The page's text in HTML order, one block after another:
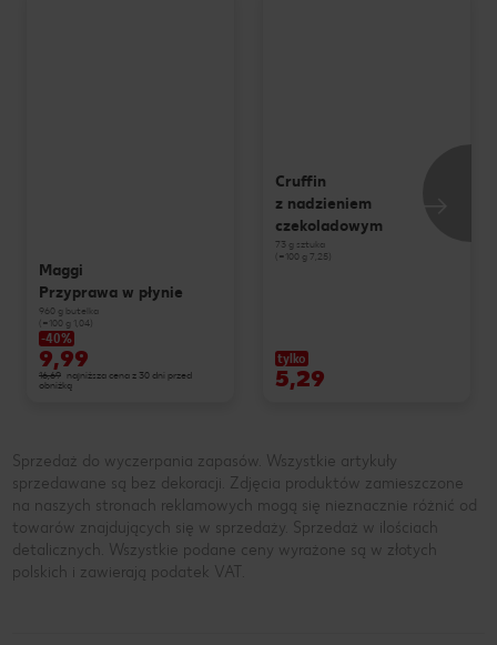
Maggi
Przyprawa w płynie
960 g butelka
(=100 g 1,04)
-40%
9,99
16,69 najniższa cena z 30 dni przed
obniżką
Cruffin
z nadzieniem
czekoladowym
73 g sztuka
(=100 g 7,25)
tylko
5,29
Sprzedaż do wyczerpania zapasów. Wszystkie artykuły
sprzedawane są bez dekoracji. Zdjęcia produktów zamieszczone
na naszych stronach reklamowych mogą się nieznacznie różnić od
towarów znajdujących się w sprzedaży. Sprzedaż w ilościach
detalicznych. Wszystkie podane ceny wyrażone są w złotych
polskich i zawierają podatek VAT.